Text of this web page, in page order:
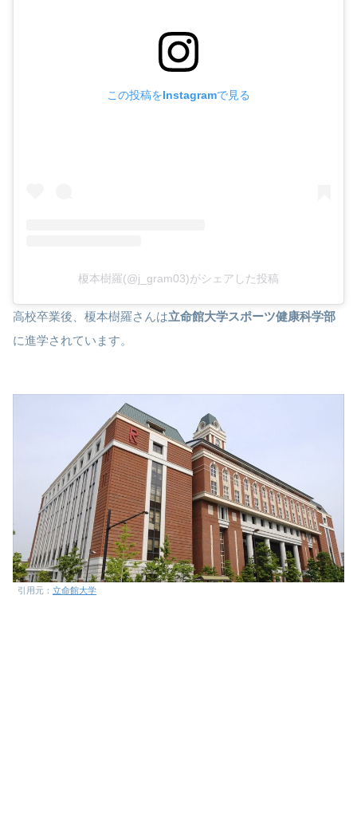
この投稿をInstagramで見る
榎本樹羅(@j_gram03)がシェアした投稿
高校卒業後、榎本樹羅さんは立命館大学スポーツ健康科学部
に進学されています。
引用元： 立命館大学